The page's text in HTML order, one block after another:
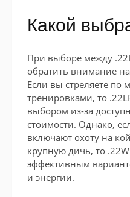
Какой
При выборе между
обратить внимание
Если вы стреляете по
тренировками, то
выбором из-за
стоимости. Однако,
включают охоту на
крупную дичь, то
эффективным
и энергии.